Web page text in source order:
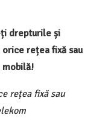
drepturile și
rețea fixă sau
rețea fixă sau